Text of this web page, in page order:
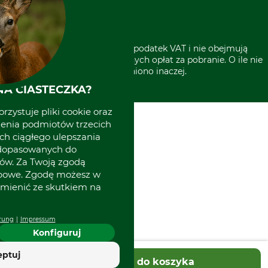
Dodaj do koszyka
Grube w Europie
* Wszystkie ceny zawierają podatek VAT i nie obejmują
kosztów wysyłki lub ewentualnych opłat za pobranie. O ile nie
wyszczególniono inaczej.
CIASTECZKA?
pliki cookie oraz
podmiotów trzecich
ciągłego ulepszania
do
Za Twoją zgodą
Zgodę możesz w
ze skutkiem na
Impressum
Konfiguruj